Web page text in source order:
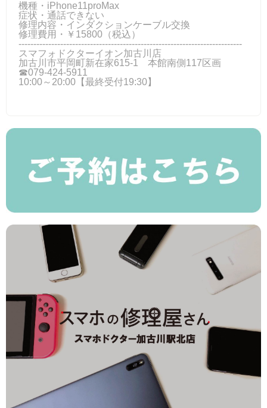
機種・iPhone11proMax
症状・通話できない
修理内容・インダクションケーブル交換
修理費用・￥15800（税込）
---------------------------------------------------------------------------
スマフォドクターイオン加古川店
加古川市平岡町新在家615-1 本館南側117区画
☎079-424‐5911
10:00～20:00【最終受付19:30】